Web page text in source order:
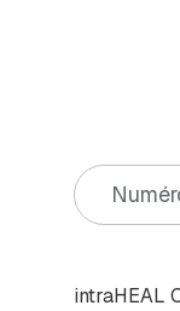
intraHEAL